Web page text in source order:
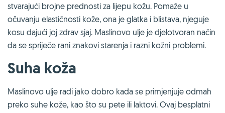
stvarajući brojne prednosti za lijepu kožu. Pomaže u
očuvanju elastičnosti kože, ona je glatka i blistava, njeguje
kosu dajući joj zdrav sjaj. Maslinovo ulje je djelotvoran način
da se spriječe rani znakovi starenja i razni kožni problemi.
Suha koža
Maslinovo ulje radi jako dobro kada se primjenjuje odmah
preko suhe kože, kao što su pete ili laktovi. Ovaj besplatni